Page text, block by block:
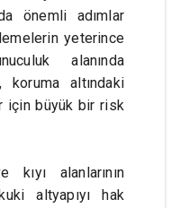
önemli adımlar
yeterince
alanında
koruma altındaki
için büyük bir risk
alanlarının
altyapıyı hak